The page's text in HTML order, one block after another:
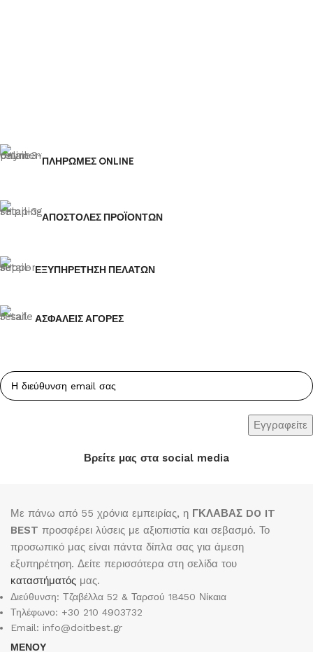
ΠΛΗΡΩΜΕΣ ONLINE
ΑΠΟΣΤΟΛΕΣ ΠΡΟΪΟΝΤΩΝ
ΕΞΥΠΗΡΕΤΗΣΗ ΠΕΛΑΤΩΝ
ΑΣΦΑΛΕΙΣ ΑΓΟΡΕΣ
Βρείτε μας στα social media
Με πάνω από 55 χρόνια εμπειρίας, η ΓΚΛΑΒΑΣ DO IT
BEST προσφέρει λύσεις με αξιοπιστία και σεβασμό. Το
προσωπικό μας είναι πάντα δίπλα σας για άμεση
εξυπηρέτηση. Δείτε περισσότερα στη σελίδα του
καταστήματός μας.
Διεύθυνση: Τζαβέλλα 52 & Ταρσού 18450 Νίκαια
Τηλέφωνο: +30 210 4903732
Email: info@doitbest.gr
ΜΕΝΟΥ